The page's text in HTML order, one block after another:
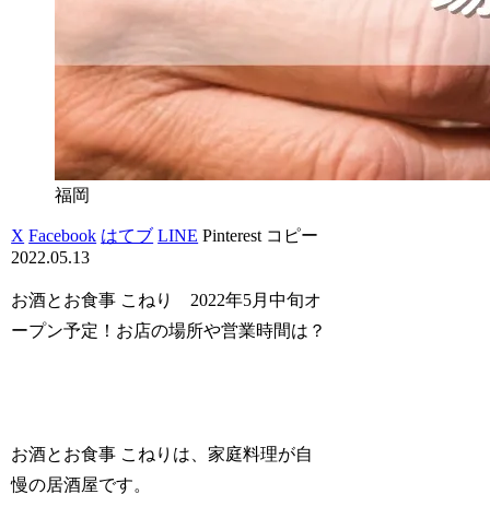
福岡
X Facebook はてブ LINE Pinterest コピー
2022.05.13
お酒とお食事 こねり 2022年5月中旬オ
ープン予定！お店の場所や営業時間は？
お酒とお食事 こねりは、家庭料理が自
慢の居酒屋です。